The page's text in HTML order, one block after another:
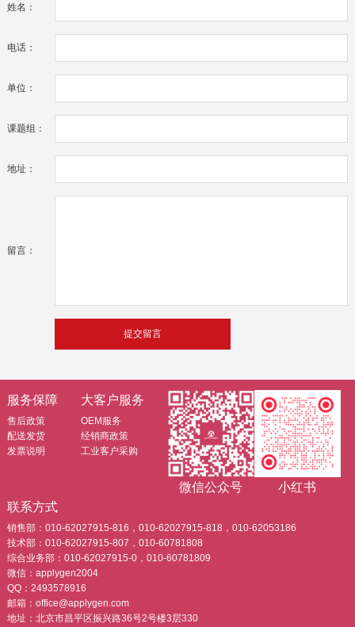
姓名：
电话：
单位：
课题组：
地址：
留言：
服务保障
售后政策
配送发货
发票说明
大客户服务
OEM服务
经销商政策
工业客户采购
微信公众号
小红书
联系方式
销售部：010-62027915-816，010-62027915-818，010-62053186
技术部：010-62027915-807，010-60781808
综合业务部：010-62027915-0，010-60781809
微信：applygen2004
QQ：2493578916
邮箱：office@applygen.com
地址：北京市昌平区振兴路36号2号楼3层330